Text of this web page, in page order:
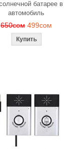
батарее в
автомобиль
650сом 499сом